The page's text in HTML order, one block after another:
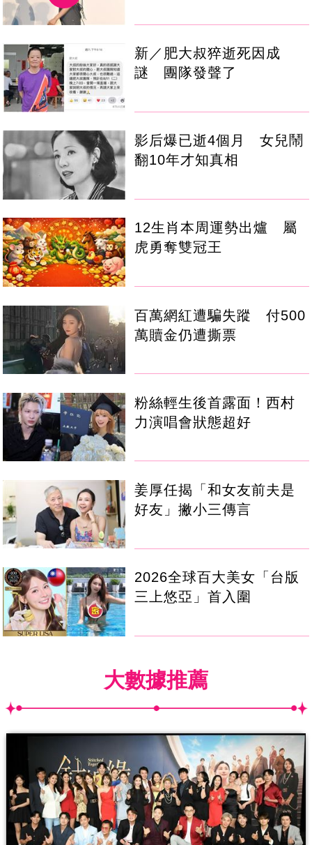
新／肥大叔猝逝死因成
謎 團隊發聲了
影后爆已逝4個月 女兒鬧
翻10年才知真相
12生肖本周運勢出爐 屬
虎勇奪雙冠王
百萬網紅遭騙失蹤 付500
萬贖金仍遭撕票
粉絲輕生後首露面！西村
力演唱會狀態超好
姜厚任揭「和女友前夫是
好友」撇小三傳言
2026全球百大美女「台版
三上悠亞」首入圍
大數據推薦